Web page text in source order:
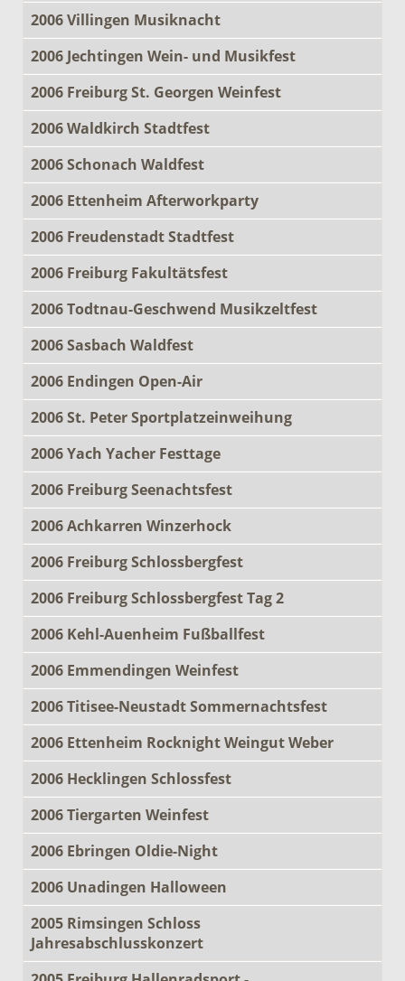
2006 Villingen Musiknacht
2006 Jechtingen Wein- und Musikfest
2006 Freiburg St. Georgen Weinfest
2006 Waldkirch Stadtfest
2006 Schonach Waldfest
2006 Ettenheim Afterworkparty
2006 Freudenstadt Stadtfest
2006 Freiburg Fakultätsfest
2006 Todtnau-Geschwend Musikzeltfest
2006 Sasbach Waldfest
2006 Endingen Open-Air
2006 St. Peter Sportplatzeinweihung
2006 Yach Yacher Festtage
2006 Freiburg Seenachtsfest
2006 Achkarren Winzerhock
2006 Freiburg Schlossbergfest
2006 Freiburg Schlossbergfest Tag 2
2006 Kehl-Auenheim Fußballfest
2006 Emmendingen Weinfest
2006 Titisee-Neustadt Sommernachtsfest
2006 Ettenheim Rocknight Weingut Weber
2006 Hecklingen Schlossfest
2006 Tiergarten Weinfest
2006 Ebringen Oldie-Night
2006 Unadingen Halloween
2005 Rimsingen Schloss
Jahresabschlusskonzert